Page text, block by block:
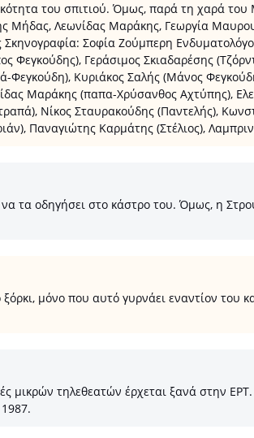
του σπιτιού. Όμως, παρά τη χαρά
Μήδας, Λεωνίδας Μαράκης, Γεωργία
Σοφία Ζούμπερη
Φεγκούδης), Γεράσιμος Σκιαδαρέσης
Κυριάκος Σαλής (Μάνος
Μαράκης (παπα-Χρύσανθος Αχτύπης),
Νίκος Σταυρακούδης (Παντελής),
Παναγιώτης Καρμάτης (Στέλιος),
τα οδηγήσει στο κάστρο του. Όμως, η
μόνο που αυτό γυρνάει εναντίον του
μικρών τηλεθεατών έρχεται ξανά στην ΕΡΤ.